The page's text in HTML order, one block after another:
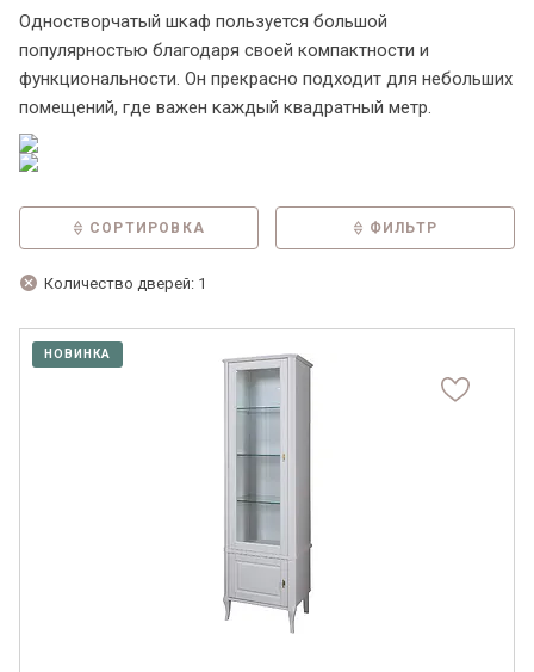
Одностворчатый шкаф пользуется большой
популярностью благодаря своей компактности и
функциональности. Он прекрасно подходит для небольших
помещений, где важен каждый квадратный метр.
СОРТИРОВКА ФИЛЬТР
Количество дверей: 1
НОВИНКА